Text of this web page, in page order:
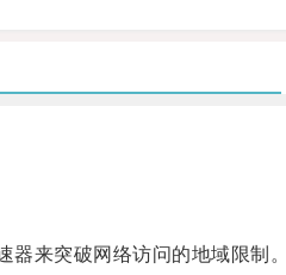
来突破网络访问的地域限制。